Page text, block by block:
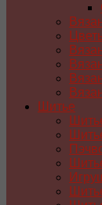
Шитье